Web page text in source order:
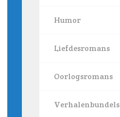
Humor
Liefdesromans
Oorlogsromans
Verhalenbundels